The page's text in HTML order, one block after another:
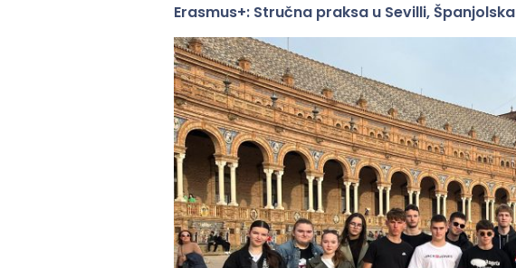
Erasmus+: Stručna praksa u Sevilli, Španjolska